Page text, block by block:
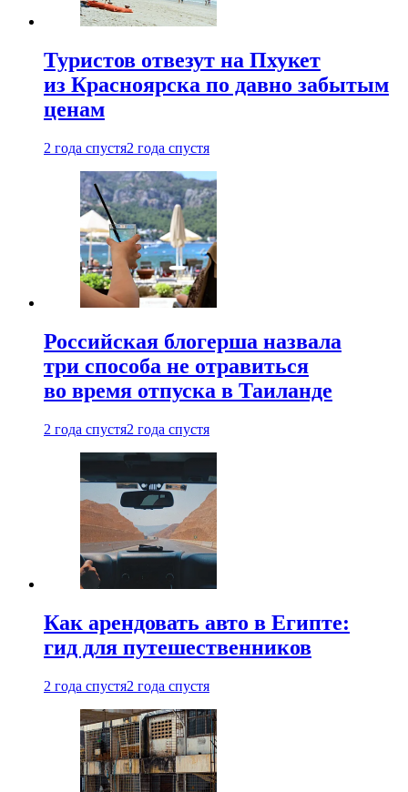
Туристов отвезут на Пхукет
из Красноярска по давно забытым
ценам
2 года спустя2 года спустя
Российская блогерша назвала
три способа не отравиться
во время отпуска в Таиланде
2 года спустя2 года спустя
Как арендовать авто в Египте:
гид для путешественников
2 года спустя2 года спустя